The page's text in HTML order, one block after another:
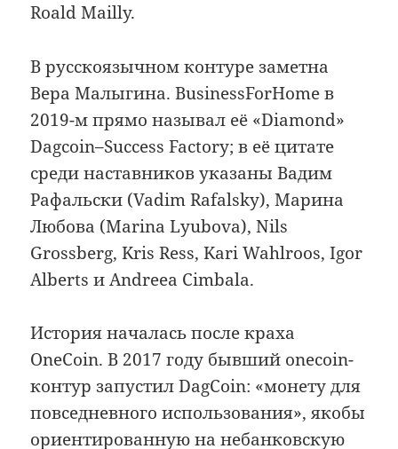
Roald Mailly.
В русскоязычном контуре заметна
Вера Малыгина. BusinessForHome в
2019-м прямо называл её «Diamond»
Dagcoin–Success Factory; в её цитате
среди наставников указаны Вадим
Рафальски (Vadim Rafalsky), Марина
Любова (Marina Lyubova), Nils
Grossberg, Kris Ress, Kari Wahlroos, Igor
Alberts и Andreea Cimbala.
История началась после краха
OneCoin. В 2017 году бывший onecoin-
контур запустил DagCoin: «монету для
повседневного использования», якобы
ориентированную на небанковскую